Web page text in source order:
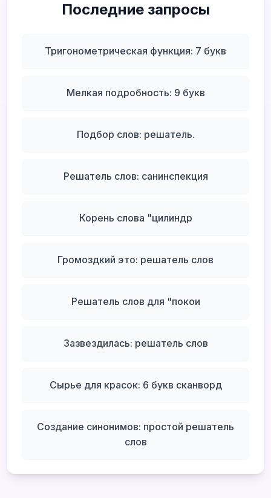
Последние запросы
Тригонометрическая функция: 7 букв
Мелкая подробность: 9 букв
Подбор слов: решатель.
Решатель слов: санинспекция
Корень слова "цилиндр
Громоздкий это: решатель слов
Решатель слов для "покои
Зазвездилась: решатель слов
Сырье для красок: 6 букв сканворд
Создание синонимов: простой решатель
слов